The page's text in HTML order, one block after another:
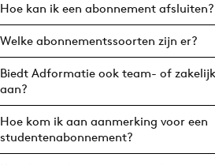
Menu
Home
9 sept: GenAI-training
12 nov: MarketingLive!
Hoe kan ik een abonnement afsluiten?
Welke abonnementssoorten zijn er?
Biedt Adformatie ook team- of
aan?
Hoe kom ik aan aanmerking voor een
studentenabonnement?